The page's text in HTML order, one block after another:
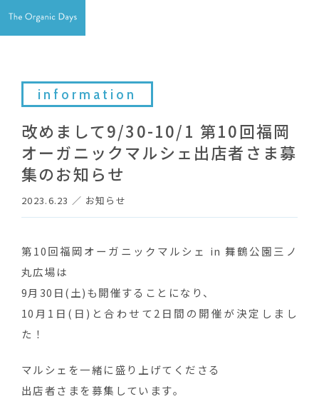
information
改めまして9/30-10/1 第10回福岡
オーガニックマルシェ出店者さま募
集のお知らせ
2023.6.23 ／ お知らせ
第10回福岡オーガニックマルシェ in 舞鶴公園三ノ
丸広場は
9月30日(土)も開催することになり、
10月1日(日)と合わせて2日間の開催が決定しまし
た！
マルシェを一緒に盛り上げてくださる
出店者さまを募集しています。